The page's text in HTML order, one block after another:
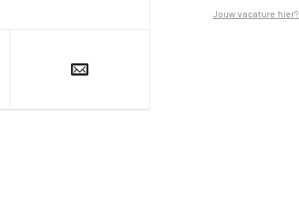
Jouw vacature hier?